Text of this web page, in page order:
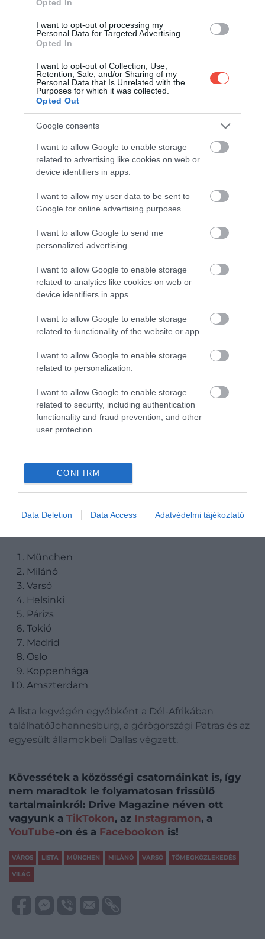
Opted In
I want to opt-out of processing my
Personal Data for Targeted Advertising.
Opted In
I want to opt-out of Collection, Use,
Retention, Sale, and/or Sharing of my
Personal Data that Is Unrelated with the
Purposes for which it was collected.
Opted Out
Google consents
I want to allow Google to enable storage
related to advertising like cookies on web or
device identifiers in apps.
I want to allow my user data to be sent to
Google for online advertising purposes.
I want to allow Google to send me
personalized advertising.
I want to allow Google to enable storage
related to analytics like cookies on web or
device identifiers in apps.
I want to allow Google to enable storage
related to functionality of the website or app.
I want to allow Google to enable storage
related to personalization.
I want to allow Google to enable storage
related to security, including authentication
functionality and fraud prevention, and other
user protection.
CONFIRM
Data Deletion Data Access Adatvédelmi tájékoztató
1. MÜNCHEN, NÉMETORSZÁG
A Bajorország szívében fekvő másfél milliós
München több okból is hivatalosan a világ
Köszönhető ez egyrészt annak, hogy a város szinte
végtelen kerékpárúttal rendelkezik — a második
leghosszabbal a világon Milánó után. Továbbá a
lakosság 86%-a él valamilyen autómentes hely
legmagasabb érték a listán Varsót után. Ezen túl
szintén itt a második legmagasabb az elért érték,
ami az egészségügyi és oktatási intézmények egy
kilométeres körzetében élők arányát (85%) és
negyedik, amit a közbiztonságot illeti.
megér egy hétvégi kiruccanást
A TELJES LISTA: A VILÁG TÍZ
München
Milánó
Varsó
Helsinki
Párizs
Tokió
Madrid
Oslo
Koppenhága
Amszterdam
A lista legvégén egyébként a Dél-Afrikában
találhatóJohannesburg, a görögországi Patras és az
egyesült államokbeli Dallas végzett.
Kövessétek a közösségi csatornáinkat is, így
nem maradtok le folyamatosan frissülő
tartalmainkról: Drive Magazine néven ott
vagyunk a TikTokon, az Instagramon, a
YouTube-on és a Facebookon is!
VÁROS LISTA MÜNCHEN MILÁNÓ VARSÓ TÖMEGKÖZLEKEDÉS
VILÁG